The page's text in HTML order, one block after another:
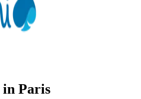
in Paris